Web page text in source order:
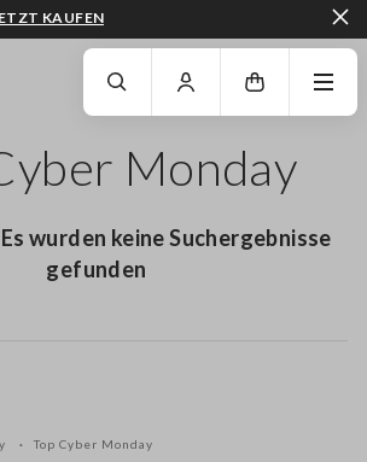
GEHEN SIE ZUM ENDE DER SEITE
KAUFEN
Monday
wurden keine Suchergebnisse
gefunden
Top Cyber Monday